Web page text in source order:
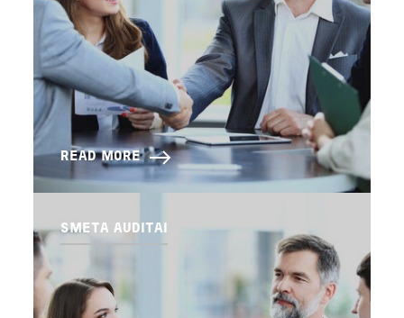
READ MORE
SMETA AUDITAI